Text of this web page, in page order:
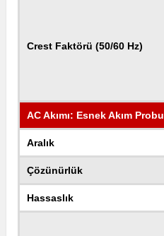
Crest Faktörü (50/60 Hz)
AC Akımı: Esnek Akım Probu
Aralık
Çözünürlük
Hassaslık